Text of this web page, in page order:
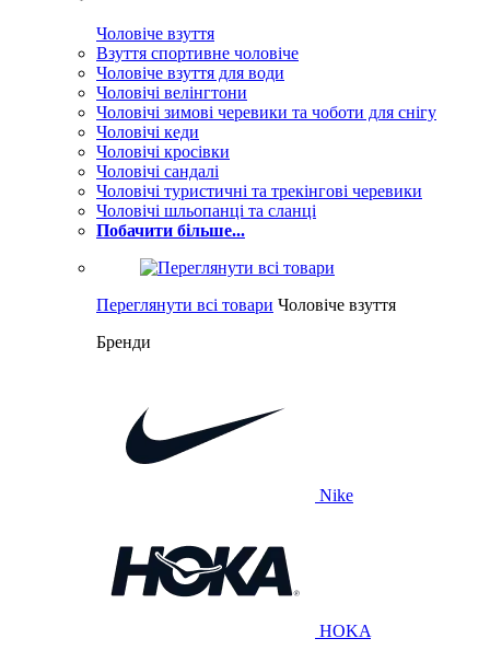
Чоловіче взуття
Взуття спортивне чоловіче
Чоловіче взуття для води
Чоловічі велінгтони
Чоловічі зимові черевики та чоботи для снігу
Чоловічі кеди
Чоловічі кросівки
Чоловічі сандалі
Чоловічі туристичні та трекінгові черевики
Чоловічі шльопанці та сланці
Побачити більше...
Переглянути всі товари Чоловіче взуття
Бренди
Nike
HOKA